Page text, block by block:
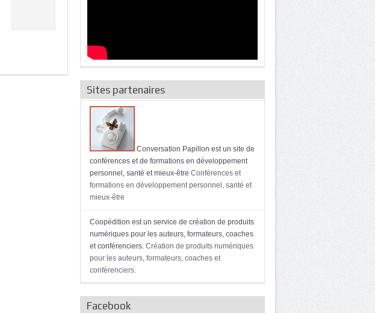
Sites partenaires
Conversation Papillon est un site de
conférences et de formations en développement
personnel, santé et mieux-être Conférences et
formations en développement personnel, santé et
mieux-être
Coopédition est un service de création de produits
numériques pour les auteurs, formateurs, coaches
et conférenciers. Création de produits numériques
pour les auteurs, formateurs, coaches et
conférenciers.
Facebook